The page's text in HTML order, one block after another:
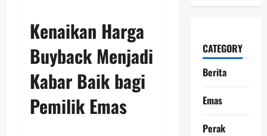
Kenaikan Harga
Buyback Menjadi
Kabar Baik bagi
Pemilik Emas
CATEGORY
Berita
Emas
Perak